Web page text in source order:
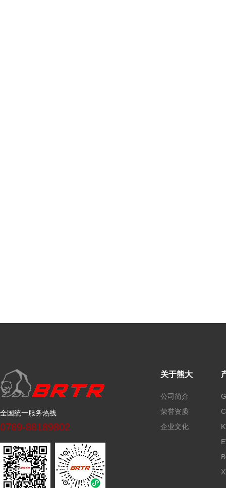
全国统一服务热线
0769-88189802
关于熊大
公司简介
荣誉资质
企业文化